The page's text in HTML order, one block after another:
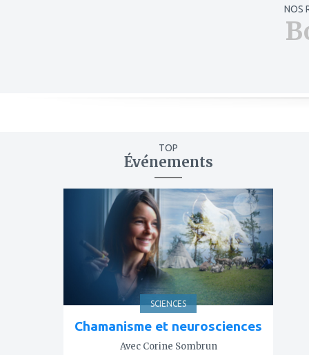
NOS
TOP
Événements
favoris
SCIENCES
Chamanisme et neurosciences
Avec Corine Sombrun